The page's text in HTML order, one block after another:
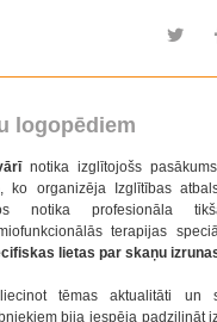
logopēdiem
notika izglītojošs
ko organizēja Izglītības
notika profesionāla
terapijas
lietas par skaņu
tēmas aktualitāti un
bija iespēja padziļināt